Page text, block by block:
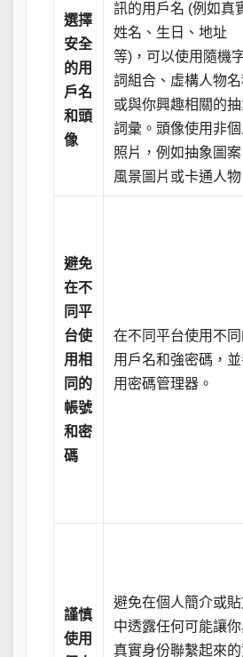
選擇
安全
的用
戶名
和頭
像
訊的用戶名 (例如真
姓名、生日、地址
等)，可以使用隨機
詞組合、虛構人物
或與你興趣相關的抽
詞彙。頭像使用非個
照片，例如抽象圖案
風景圖片或卡通人物
避免
在不
同平
台使
用相
同的
帳號
和密
碼
在不同平台使用不同
用戶名和強密碼，
用密碼管理器。
謹慎
使用
避免在個人簡介或
中透露任何可能讓
真實身份聯繫起來的